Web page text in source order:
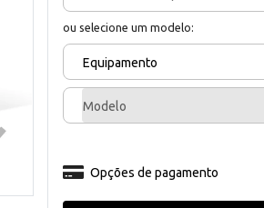
ou selecione um modelo:
Equipamento
Modelo
Opções de pagamento